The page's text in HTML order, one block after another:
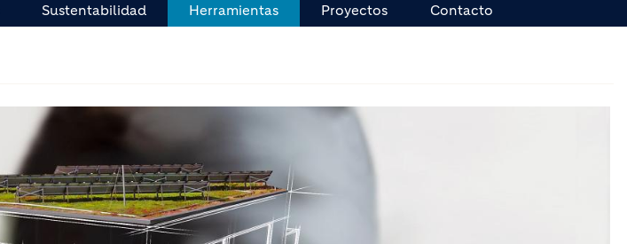
Sustentabilidad Herramientas Proyectos Contacto